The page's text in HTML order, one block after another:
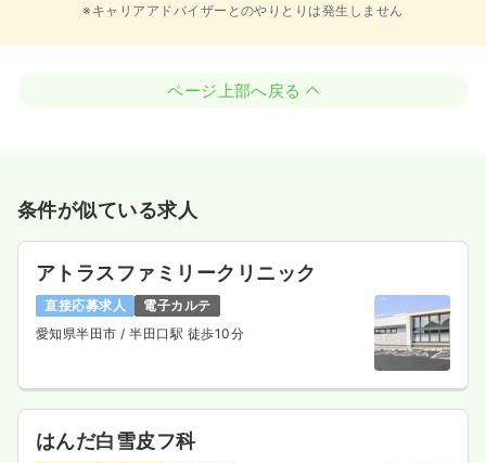
※キャリアアドバイザーとのやりとりは発生しません
ページ上部へ戻る
条件が似ている求人
アトラスファミリークリニック
直接応募求人
電子カルテ
愛知県半田市/ 半田口駅 徒歩10分
はんだ白雪皮フ科